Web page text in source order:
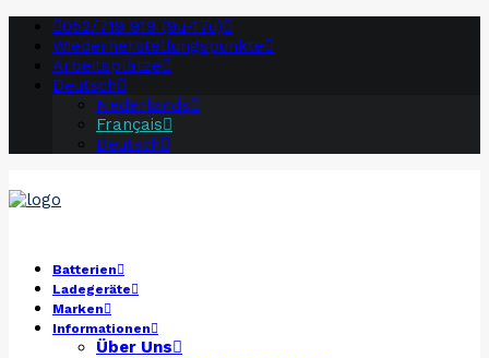
052/719 919 (9u-17u)
Wiederherstellungspunkte
Arbeitsplätze
Deutsch
Nederlands
Français
Deutsch
Batterien
Ladegeräte
Marken
Informationen
Über Uns